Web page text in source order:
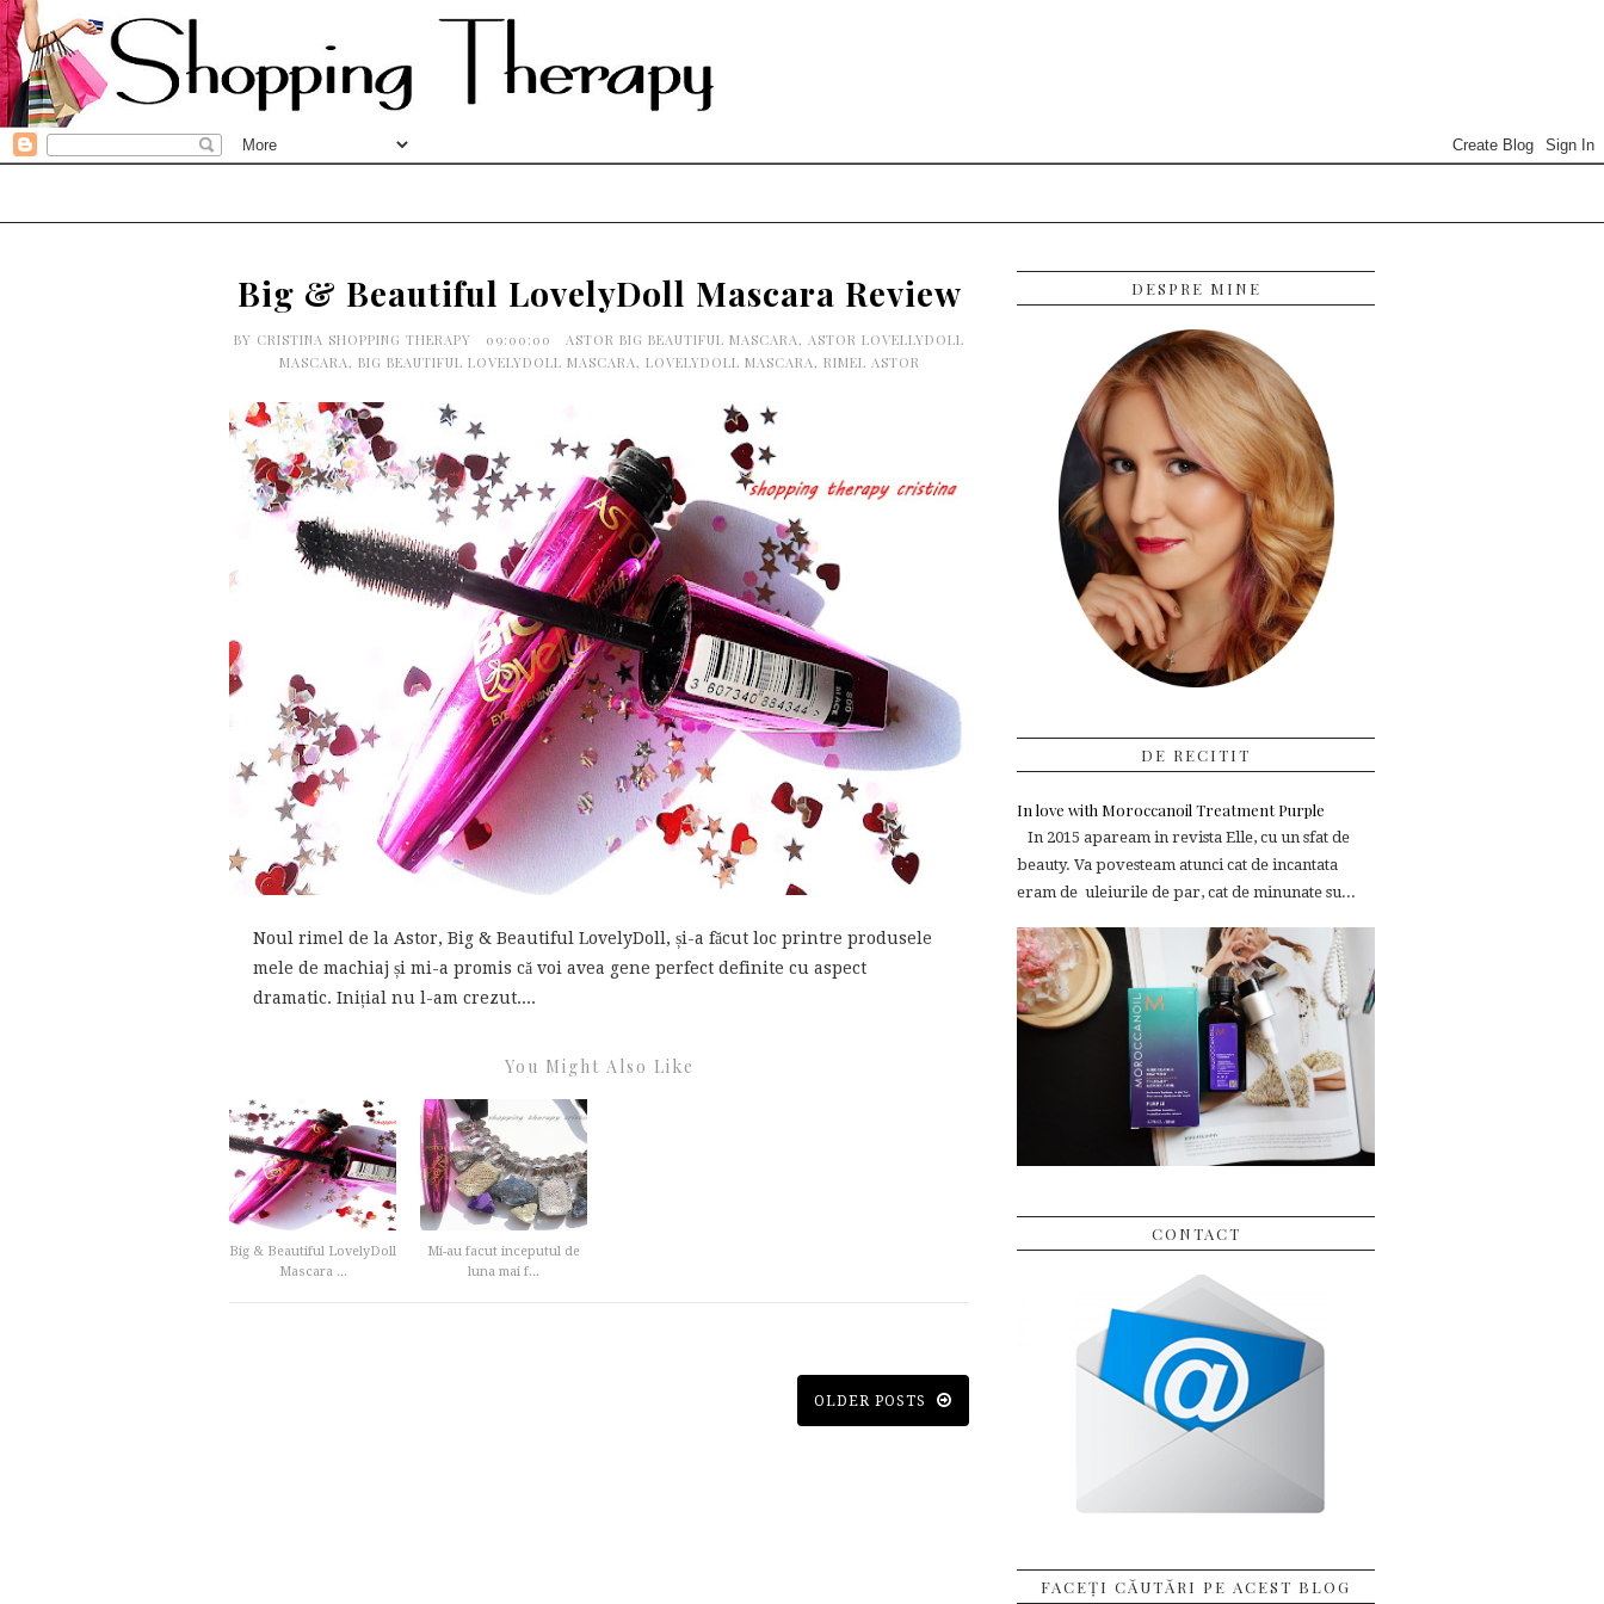
Big & Beautiful LovelyDoll Mascara Review
BY CRISTINA SHOPPING THERAPY 09:00:00 ASTOR BIG BEAUTIFUL MASCARA, ASTOR LOVELLYDOLL
MASCARA, BIG BEAUTIFUL LOVELYDOLL MASCARA, LOVELYDOLL MASCARA, RIMEL ASTOR
Noul rimel de la Astor, Big & Beautiful LovelyDoll, și-a făcut loc printre produsele
mele de machiaj și mi-a promis că voi avea gene perfect definite cu aspect
dramatic. Inițial nu l-am crezut....
You Might Also Like
Big & Beautiful LovelyDoll
Mascara ...
Mi-au facut inceputul de
luna mai f...
OLDER POSTS
DESPRE MINE
DE RECITIT
In love with Moroccanoil Treatment Purple
In 2015 apaream in revista Elle, cu un sfat de
beauty. Va povesteam atunci cat de incantata
eram de uleiurile de par, cat de minunate su...
CONTACT
FACEȚI CĂUTĂRI PE ACEST BLOG